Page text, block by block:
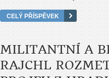
CELÝ PŘÍSPĚVEK
MILITANTNÍ A
RAJCHL